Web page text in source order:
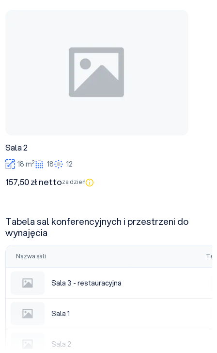
Sala 2
18 m2 18 12
157,50 zł nettoza dzień
Tabela sal konferencyjnych i przestrzeni do
wynajęcia
Nazwa sali
Sala 3 - restauracyjna
Sala 3 - restauracyjna
Sala 1
Sala 1
Sala 2